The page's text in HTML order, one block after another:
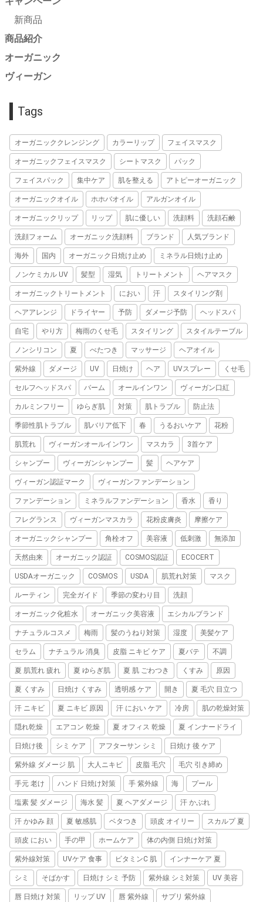
新商品
商品紹介
オーガニック
ヴィーガン
Tags
オーガニッククレンジング カラーリップ フェイスマスク
オーガニックフェイスマスク シートマスク パック
フェイスパック 集中ケア 肌を整える アトピーオーガニック
オーガニックオイル ホホバオイル アルガンオイル
オーガニックリップ リップ 肌に優しい 洗顔料 洗顔石鹸
洗顔フォーム オーガニック洗顔料 ブランド 人気ブランド
海外 国内 オーガニック日焼け止め ミネラル日焼け止め
ノンケミカル UV 髪型 湿気 トリートメント ヘアマスク
オーガニックトリートメント におい 汗 スタイリング剤
ヘアアレンジ ドライヤー 予防 ダメージ予防 ヘッドスパ
自宅 やり方 梅雨のくせ毛 スタイリング スタイルテーブル
ノンシリコン 夏 べたつき マッサージ ヘアオイル
紫外線 ダメージ UV 日焼け ヘア UVスプレー くせ毛
セルフヘッドスパ バーム オールインワン ヴィーガン口紅
カルミンフリー ゆらぎ肌 対策 肌トラブル 防止法
季節性肌トラブル 肌バリア低下 春 うるおいケア 花粉
肌荒れ ヴィーガンオールインワン マスカラ 3首ケア
シャンプー ヴィーガンシャンプー 髪 ヘアケア
ヴィーガン認証マーク ヴィーガンファンデーション
ファンデーション ミネラルファンデーション 香水 香り
フレグランス ヴィーガンマスカラ 花粉皮膚炎 摩擦ケア
オーガニックシャンプー 角栓オフ 美容液 低刺激 無添加
天然由来 オーガニック認証 COSMOS認証 ECOCERT
USDAオーガニック COSMOS USDA 肌荒れ対策 マスク
ルーティン 完全ガイド 季節の変わり目 洗顔
オーガニック化粧水 オーガニック美容液 エシカルブランド
ナチュラルコスメ 梅雨 髪のうねり対策 湿度 美髪ケア
セラム ナチュラル 消臭 皮脂 ニキビ ケア 夏バテ 不調
夏 肌荒れ 疲れ 夏 ゆらぎ肌 夏 肌 ごわつき くすみ 原因
夏 くすみ 日焼け くすみ 透明感 ケア 開き 夏 毛穴 目立つ
汗 ニキビ 夏 ニキビ 原因 汗 におい ケア 冷房 肌の乾燥対策
隠れ乾燥 エアコン 乾燥 夏 オフィス 乾燥 夏 インナードライ
日焼け後 シミ ケア アフターサン シミ 日焼け 後 ケア
紫外線 ダメージ 肌 大人ニキビ 皮脂 毛穴 毛穴 引き締め
手元 老け ハンド 日焼け対策 手 紫外線 海 プール
塩素 髪 ダメージ 海水 髪 夏 ヘアダメージ 汗 かぶれ
汗 かゆみ 顔 夏 敏感肌 ベタつき 頭皮 オイリー スカルプ 夏
頭皮 におい 手の甲 ホームケア 体の内側 日焼け対策
紫外線対策 UVケア 食事 ビタミンC 肌 インナーケア 夏
シミ そばかす 日焼け シミ 予防 紫外線 シミ対策 UV 美容
唇 日焼け 対策 リップ UV 唇 紫外線 サプリ 紫外線